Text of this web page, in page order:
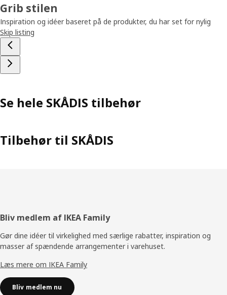
Grib stilen
Inspiration og idéer baseret på de produkter, du har set for nylig
Skip listing
Se hele SKÅDIS tilbehør
Tilbehør til SKÅDIS
Footer
Bliv medlem af IKEA Family
Gør dine idéer til virkelighed med særlige rabatter, inspiration og
masser af spændende arrangementer i varehuset.
Læs mere om IKEA Family
Bliv medlem nu